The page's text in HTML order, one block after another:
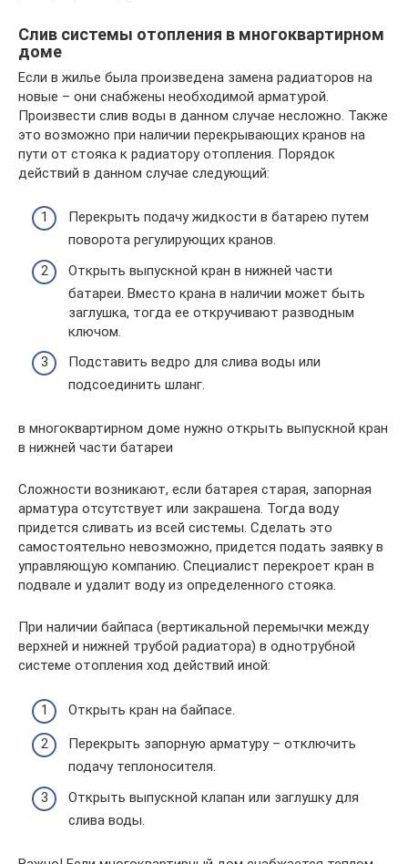
Слив системы отопления в многоквартирном
доме
Если в жилье была произведена замена радиаторов на
новые – они снабжены необходимой арматурой.
Произвести слив воды в данном случае несложно. Также
это возможно при наличии перекрывающих кранов на
пути от стояка к радиатору отопления. Порядок
действий в данном случае следующий:
Перекрыть подачу жидкости в батарею путем
поворота регулирующих кранов.
Открыть выпускной кран в нижней части
батареи. Вместо крана в наличии может быть
заглушка, тогда ее откручивают разводным
ключом.
Подставить ведро для слива воды или
подсоединить шланг.
в многоквартирном доме нужно открыть выпускной кран
в нижней части батареи
Сложности возникают, если батарея старая, запорная
арматура отсутствует или закрашена. Тогда воду
придется сливать из всей системы. Сделать это
самостоятельно невозможно, придется подать заявку в
управляющую компанию. Специалист перекроет кран в
подвале и удалит воду из определенного стояка.
При наличии байпаса (вертикальной перемычки между
верхней и нижней трубой радиатора) в однотрубной
системе отопления ход действий иной:
Открыть кран на байпасе.
Перекрыть запорную арматуру – отключить
подачу теплоносителя.
Открыть выпускной клапан или заглушку для
слива воды.